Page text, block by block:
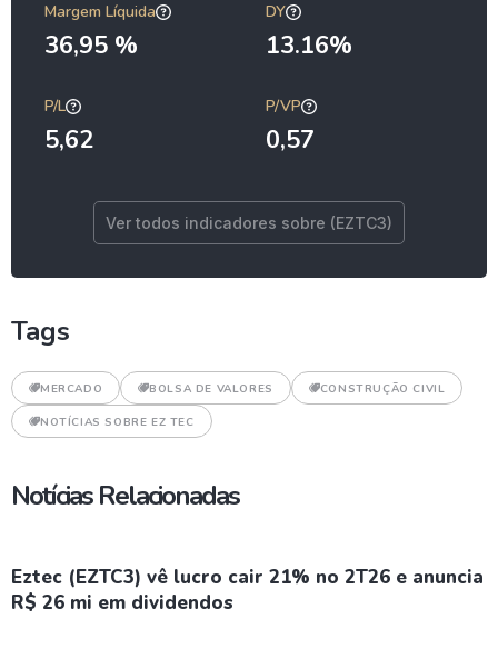
Margem Líquida
36,95 %
DY
13.16%
P/L
5,62
P/VP
0,57
Ver todos indicadores sobre (EZTC3)
Tags
MERCADO BOLSA DE VALORES CONSTRUÇÃO CIVIL
NOTÍCIAS SOBRE EZ TEC
Notícias Relacionadas
Eztec (EZTC3) vê lucro cair 21% no 2T26 e anuncia
R$ 26 mi em dividendos